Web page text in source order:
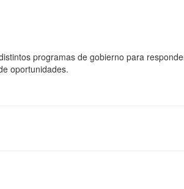
programas de gobierno para
oportunidades.